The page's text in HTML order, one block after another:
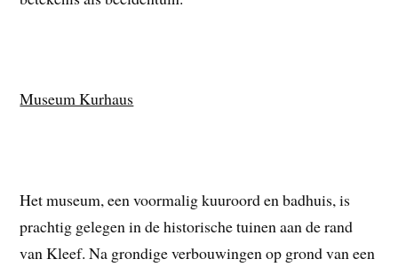
Museum Kurhaus
Het museum, een voormalig kuuroord en badhuis, is
prachtig gelegen in de historische tuinen aan de rand
van Kleef. Na grondige verbouwingen op grond van een